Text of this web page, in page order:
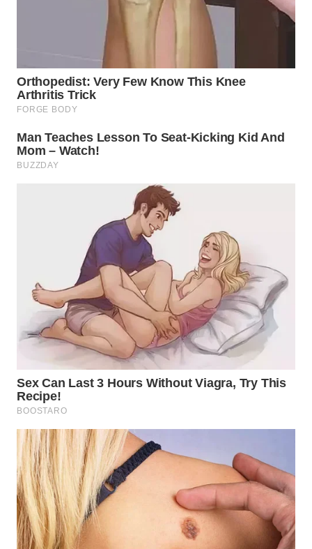
WN
KARAWANG
BEKASI
WN
TAPANULI
UTARA
WN
WN
PADANG
WN
SUMEDANG
WN
CIANJUR